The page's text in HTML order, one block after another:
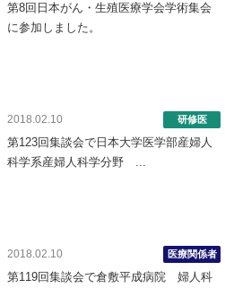
第8回日本がん・生殖医療学会学術集会
に参加しました。
2018.02.10 研修医
第123回集談会で日本大学医学部産婦人
科学系産婦人科学分野 ...
2018.02.10 医療関係者
第119回集談会で倉敷平成病院 婦人科